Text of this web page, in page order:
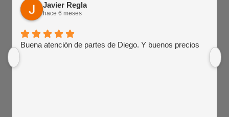
Javier Regla
hace 6 meses
Buena atención de partes de Diego. Y buenos precios